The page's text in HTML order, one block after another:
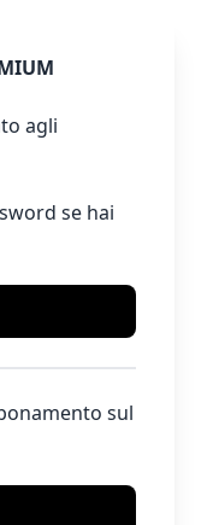
agli
se hai
sul